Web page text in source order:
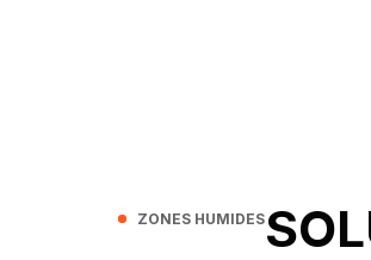
ZONES HUMIDES